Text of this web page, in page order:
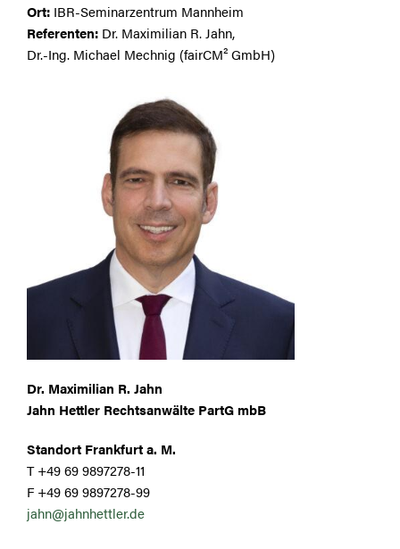
Ort:IBR-Seminarzentrum Mannheim
Referenten:Dr. Maximilian R. Jahn,
Dr.-Ing. Michael Mechnig (fairCM² GmbH)
Dr. Maximilian R. Jahn
Jahn Hettler Rechtsanwälte PartG mbB
Standort Frankfurt a. M.
T +49 69 9897278-11
F +49 69 9897278-99
jahn@jahnhettler.de